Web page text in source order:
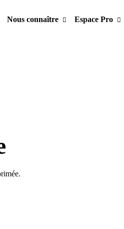
Nous connaître Espace Pro